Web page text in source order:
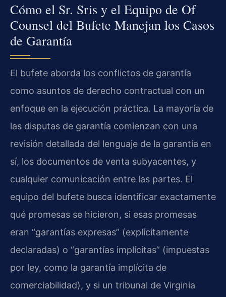
Cómo el Sr. Sris y el Equipo de Of
Counsel del Bufete Manejan los Casos
de Garantía
El bufete aborda los conflictos de garantía
como asuntos de derecho contractual con un
enfoque en la ejecución práctica. La mayoría de
las disputas de garantía comienzan con una
revisión detallada del lenguaje de la garantía en
sí, los documentos de venta subyacentes, y
cualquier comunicación entre las partes. El
equipo del bufete busca identificar exactamente
qué promesas se hicieron, si esas promesas
eran “garantías expresas” (explícitamente
declaradas) o “garantías implícitas” (impuestas
por ley, como la garantía implícita de
comerciabilidad), y si un tribunal de Virginia